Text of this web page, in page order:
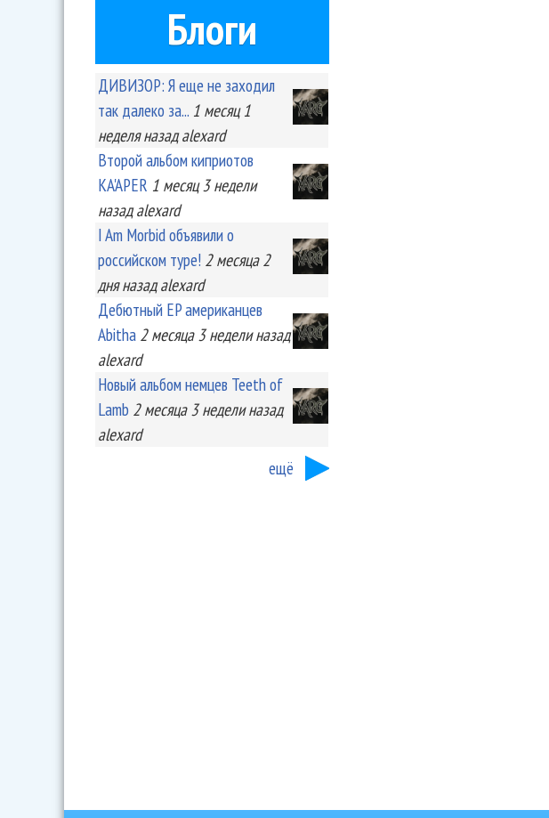
Блоги
ДИВИЗОР: Я еще не заходил
так далеко за... 1 месяц 1
неделяназад alexard
Второй альбом киприотов
KA'APER 1 месяц 3 недели
назад alexard
I Am Morbid объявили о
российском туре! 2 месяца 2
дняназад alexard
Дебютный EP американцев
Abitha 2 месяца 3 неделиназад
alexard
Новый альбом немцев Teeth of
Lamb 2 месяца 3 неделиназад
alexard
ещё